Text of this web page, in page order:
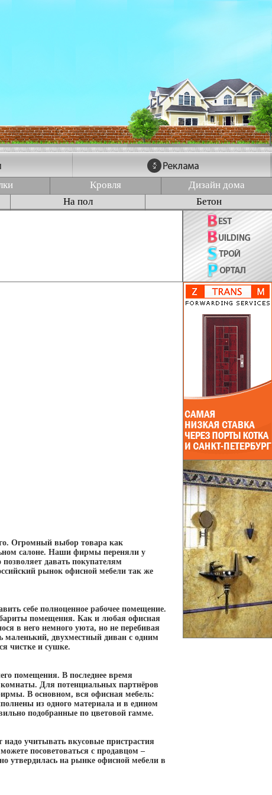
Кровля
Дизайн дома
На пол Бетон
Огромный выбор товара как
салоне. Наши фирмы переняли у
давать покупателям
рынок офисной мебели так же
себе полноценное рабочее помещение.
помещения. Как и любая офисная
в него немного уюта, но не перебивая
маленький, двухместный диван с одним
чистке и сушке.
помещения. В последнее время
Для потенциальных партнёров
В основном, вся офисная мебель:
из одного материала и в едином
подобранные по цветовой гамме.
надо учитывать вкусовые пристрастия
посоветоваться с продавцом –
утвердилась на рынке офисной мебели в